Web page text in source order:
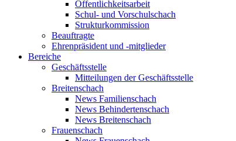
Öffentlichkeitsarbeit
Schul- und Vorschulschach
Strukturkommission
Beauftragte
Ehrenpräsident und -mitglieder
Bereiche
Geschäftsstelle
Mitteilungen der Geschäftsstelle
Breitenschach
News Familienschach
News Behindertenschach
News Breitenschach
Frauenschach